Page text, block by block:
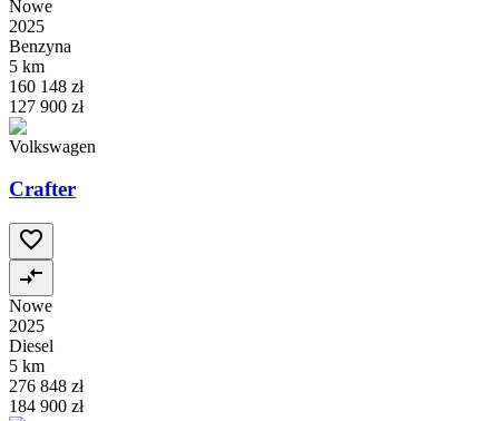
Nowe
2025
Benzyna
5 km
160 148 zł
127 900 zł
Volkswagen
Crafter
Nowe
2025
Diesel
5 km
276 848 zł
184 900 zł